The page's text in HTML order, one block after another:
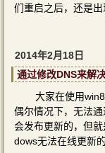
们重启之后，还是
2014年2月18日
通过修改DNS来解
大家在使用
偶尔情况下，无法
会发布更新的，但
dows无法在线更新的